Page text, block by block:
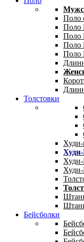
Поло
Поло
Поло
Поло
Поло
Толстовки
Худи-
Бейсболки